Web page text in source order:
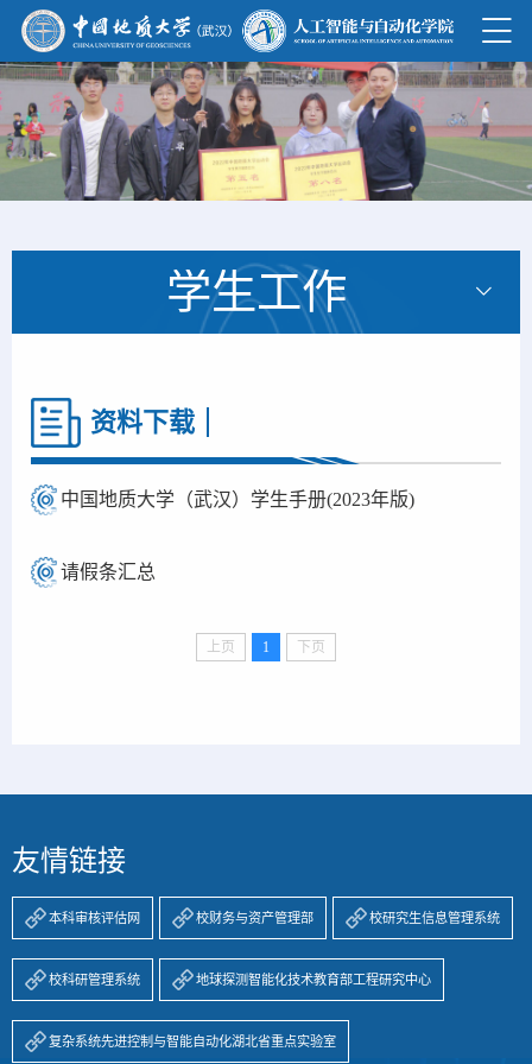
学生工作
资料下载
中国地质大学（武汉）学生手册(2023年版)
请假条汇总
上页 1 下页
友情链接
本科审核评估网 校财务与资产管理部 校研究生信息管理系统
校科研管理系统 地球探测智能化技术教育部工程研究中心
复杂系统先进控制与智能自动化湖北省重点实验室